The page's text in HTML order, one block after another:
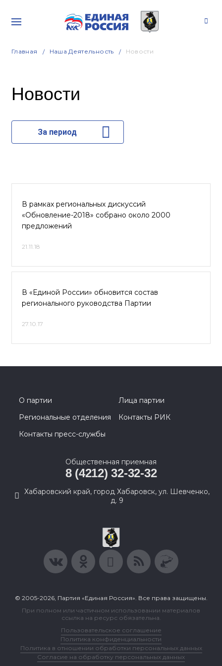
Главная Наша Деятельность Новости
Новости
За период
В рамках региональных дискуссий
«Обновление-2018» собрано около 2000
предложений
21.11.18
В «Единой России» обновится состав
регионального руководства Партии
27.10.17
О партии
Лица партии
Региональные отделения
Контакты РИК
Контакты пресс-службы
Общественная приемная
8 (4212) 32-32-32
Хабаровский край, город Хабаровск, ул. Шевченко,
д. 9
© 2005-2026, Партия «Единая Россия». Все права защищены.
При полном или частичном использовании материалов
ссылка на ресурс обязательна.
Пользовательское соглашение
Политика конфиденциальности
Политика в отношении обработки персональных данных
Согласие на обработку персональных данных